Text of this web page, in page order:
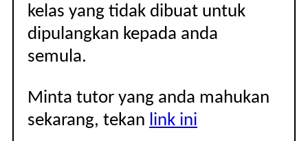
kelas yang tidak dibuat untuk
dipulangkan kepada anda
semula.
Minta tutor yang anda mahukan
sekarang, tekan link ini